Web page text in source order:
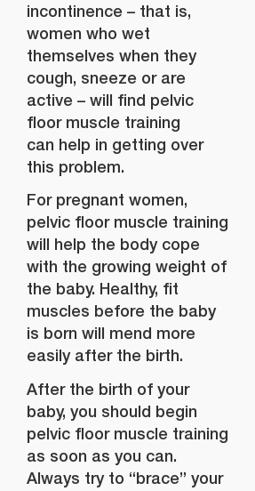
incontinence – that is,
women who wet
themselves when they
cough, sneeze or are
active – will find pelvic
floor muscle training
can help in getting over
this problem.
For pregnant women,
pelvic floor muscle training
will help the body cope
with the growing weight of
the baby. Healthy, fit
muscles before the baby
is born will mend more
easily after the birth.
After the birth of your
baby, you should begin
pelvic floor muscle training
as soon as you can.
Always try to “brace” your